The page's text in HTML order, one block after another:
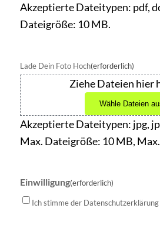
Akzeptierte Dateitypen: pdf,
Dateigröße: 10 MB.
Lade Dein Foto Hoch(erforderlich)
Ziehe Dateien hier
Wähle Dateien
Akzeptierte Dateitypen: jpg,
Max. Dateigröße: 10 MB,
Einwilligung(erforderlich)
Ich stimme der Datenschutzerklärung